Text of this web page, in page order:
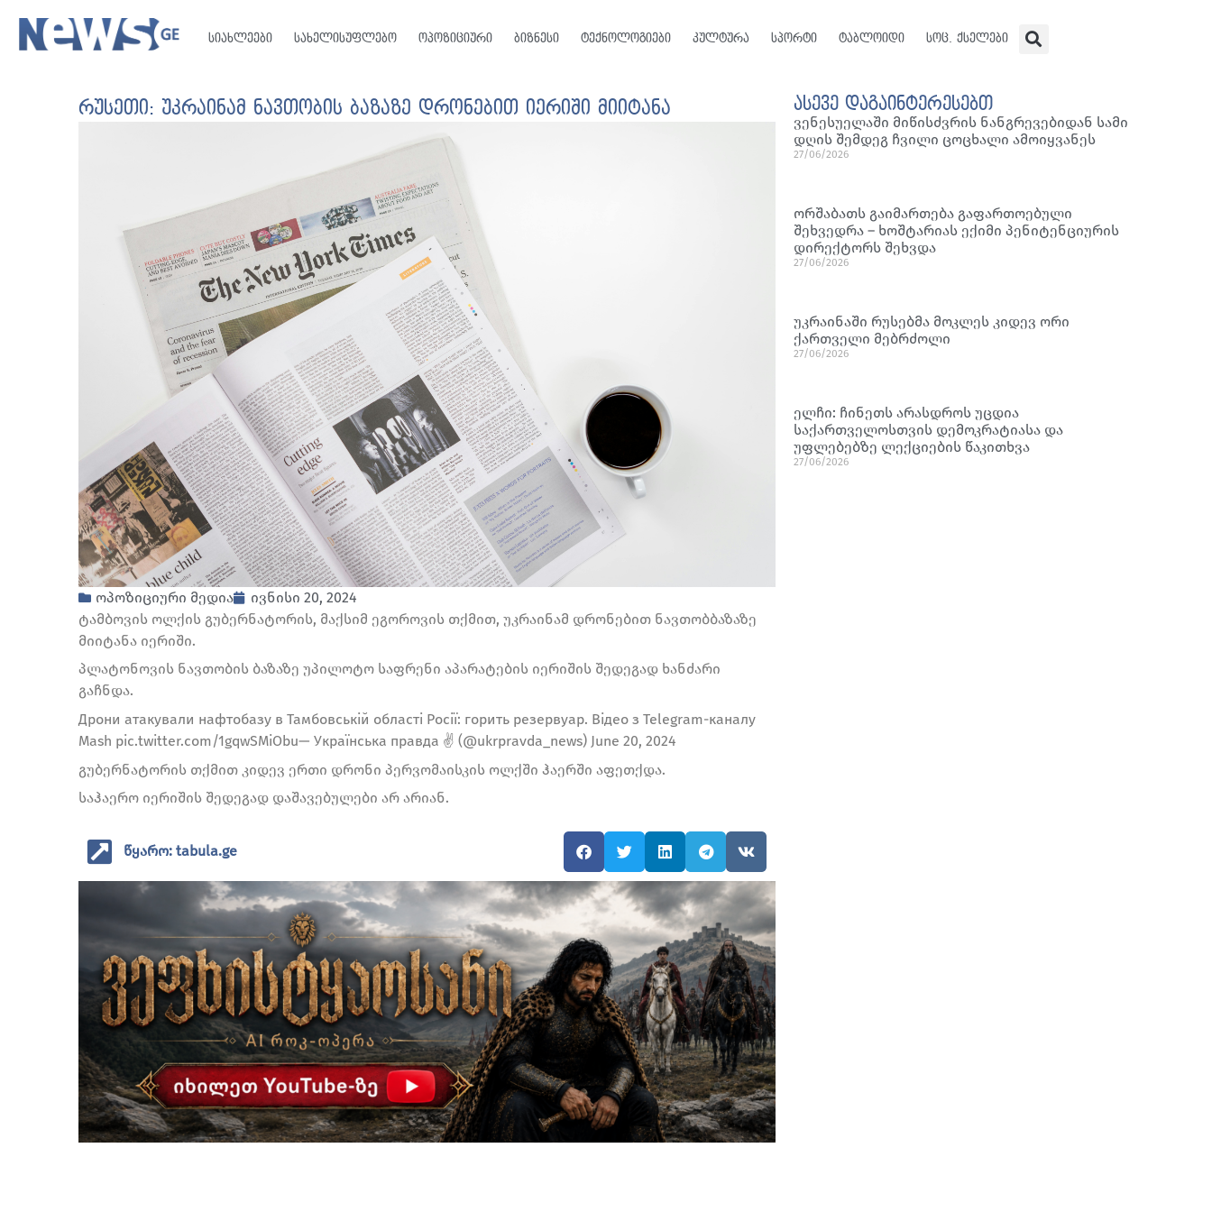
სიახლეები სახელისუფლებო ოპოზიციური ბიზნესი ტექნოლოგიები კულტურა სპორტი ტაბლოიდი სოც. ქსელები
რუსეთი: უკრაინამ ნავთობის ბაზაზე დრონებით იერიში მიიტანა
ოპოზიციური მედია
ივნისი 20, 2024
ტამბოვის ოლქის გუბერნატორის, მაქსიმ ეგოროვის თქმით, უკრაინამ დრონებით ნავთობბაზაზე
მიიტანა იერიში.
პლატონოვის ნავთობის ბაზაზე უპილოტო საფრენი აპარატების იერიშის შედეგად ხანძარი
გაჩნდა.
Дрони атакували нафтобазу в Тамбовській області Росії: горить резервуар. Відео з Telegram-каналу
Mash pic.twitter.com/1gqwSMiObu— Українська правда ✌️ (@ukrpravda_news) June 20, 2024
გუბერნატორის თქმით კიდევ ერთი დრონი პერვომაისკის ოლქში ჰაერში აფეთქდა.
საჰაერო იერიშის შედეგად დაშავებულები არ არიან.
წყარო: tabula.ge
ასევე დაგაინტერესებთ
ვენესუელაში მიწისძვრის ნანგრევებიდან სამი
დღის შემდეგ ჩვილი ცოცხალი ამოიყვანეს
27/06/2026
ორშაბათს გაიმართება გაფართოებული
შეხვედრა – ხოშტარიას ექიმი პენიტენციურის
დირექტორს შეხვდა
27/06/2026
უკრაინაში რუსებმა მოკლეს კიდევ ორი
ქართველი მებრძოლი
27/06/2026
ელჩი: ჩინეთს არასდროს უცდია
საქართველოსთვის დემოკრატიასა და
უფლებებზე ლექციების წაკითხვა
27/06/2026